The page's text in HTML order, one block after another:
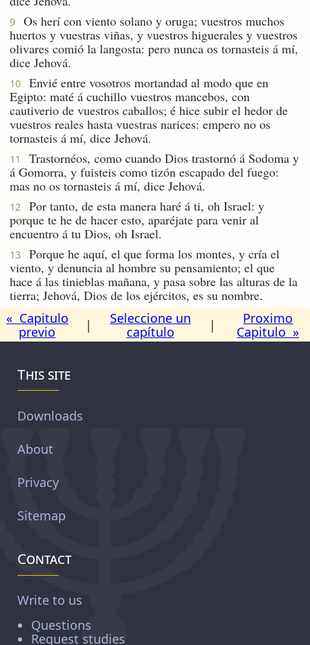
9
Os herí con viento solano y oruga; vuestros muchos
huertos y vuestras viñas, y vuestros higuerales y vuestros
olivares comió la langosta: pero nunca os tornasteis á mí,
dice Jehová.
10
Envié entre vosotros mortandad al modo que en
Egipto: maté á cuchillo vuestros mancebos, con
cautiverio de vuestros caballos; é hice subir el hedor de
vuestros reales hasta vuestras narices: empero no os
tornasteis á mí, dice Jehová.
11
Trastornéos, como cuando Dios trastornó á Sodoma y
á Gomorra, y fuisteis como tizón escapado del fuego:
mas no os tornasteis á mí, dice Jehová.
12
Por tanto, de esta manera haré á ti, oh Israel: y
porque te he de hacer esto, aparéjate para venir al
encuentro á tu Dios, oh Israel.
13
Porque he aquí, el que forma los montes, y cría el
viento, y denuncia al hombre su pensamiento; el que
hace á las tinieblas mañana, y pasa sobre las alturas de la
tierra; Jehová, Dios de los ejércitos, es su nombre.
« Capitulo
previo
|
Seleccione un
capítulo
|
Proximo
Capitulo »
This site
Downloads
About
Privacy
Sitemap
Contact
Write to us
Questions
Request studies